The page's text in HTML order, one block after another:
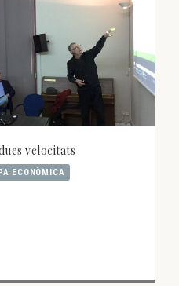
velocitats
ECONÒMICA